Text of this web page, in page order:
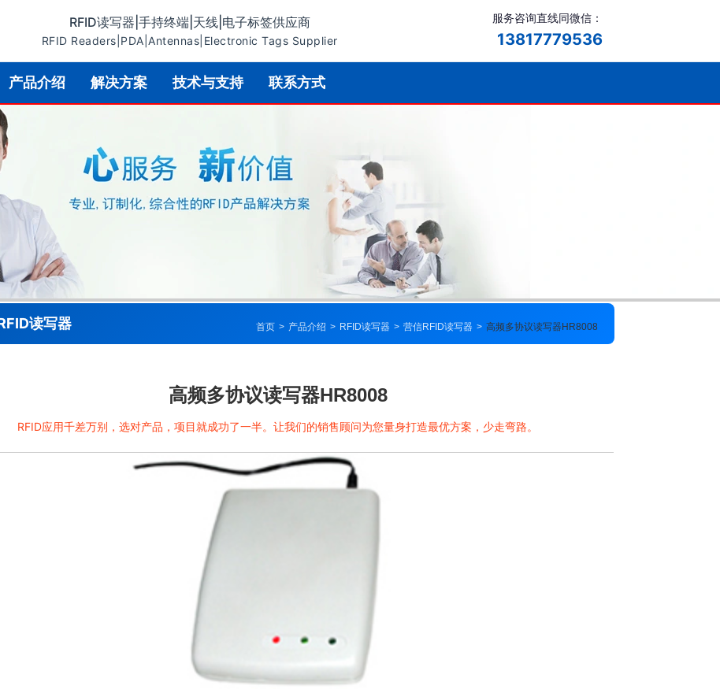
RFID读写器|手持终端|天线|电子标签供应商
RFID Readers|PDA|Antennas|Electronic Tags Supplier
服务咨询直线同微信：
13817779536
产品介绍 解决方案 技术与支持 联系方式
读写器 首页 > 产品介绍 > RFID读写器 > 营信RFID读写器 > 高频多协议读写器HR8008
高频多协议读写器HR8008
RFID应用千差万别，选对产品，项目就成功了一半。让我们的销售顾问为您量身打造最优方案，少走弯路。